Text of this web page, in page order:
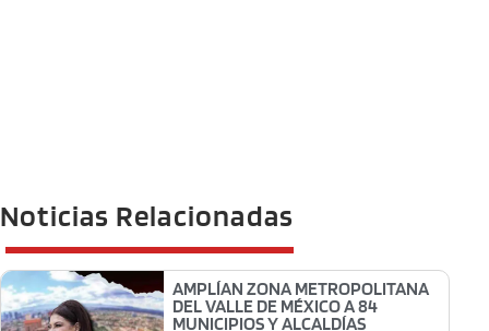
Noticias Relacionadas
AMPLÍAN ZONA METROPOLITANA
DEL VALLE DE MÉXICO A 84
MUNICIPIOS Y ALCALDÍAS